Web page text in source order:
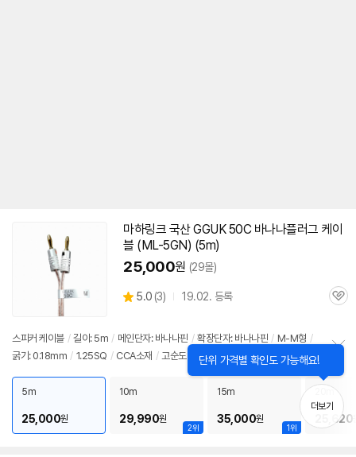
마하링크 국산 GGUK50C바나나플러그 케이
블 (ML-5GN) (5m)
25,000원 (29몰)
별
5.0 (상
리
3) 19.02. 등록
관
스피커 케이블 / 길이: 5m / 메인단자: 바나나핀 / 확장단자: 바나나핀 / M-M형 /
굵기: 0.18mm / 1.25SQ / CCA소재 / 고순도 알루미늄 / 컷팅케이블
보
치
기
5m
25,000원
2위
10m
29,990원
1위
15m
35,000원 25,620
더보기